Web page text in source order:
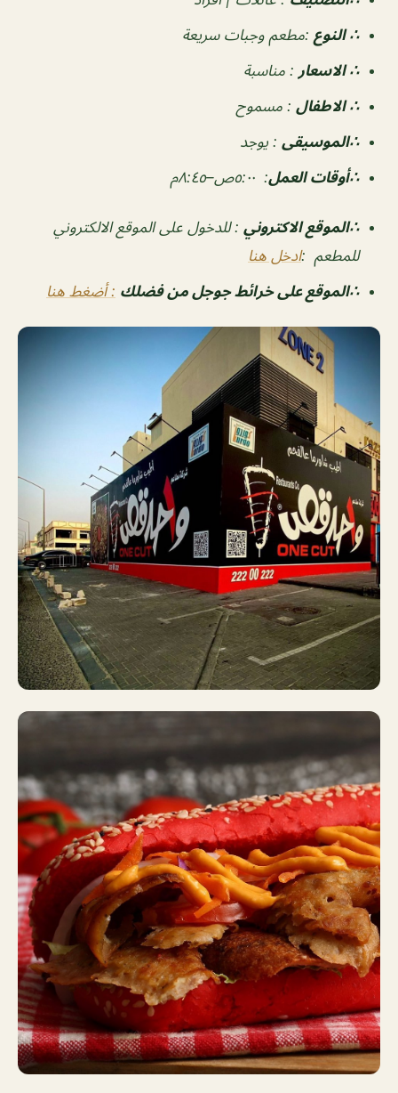
∴ النوع :مطعم وجبات سريعة
∴ الاسعار : مناسبة
∴ الاطفال : مسموح
∴الموسيقى : يوجد
‏∴أوقات العمل: ٥:٠٠ص–٨:٤٥م
∴الموقع الاكتروني : للدخول على الموقع الالكتروني
للمطعم :ادخل هنا
∴الموقع على خرائط جوجل من فضلك : أضغط هنا